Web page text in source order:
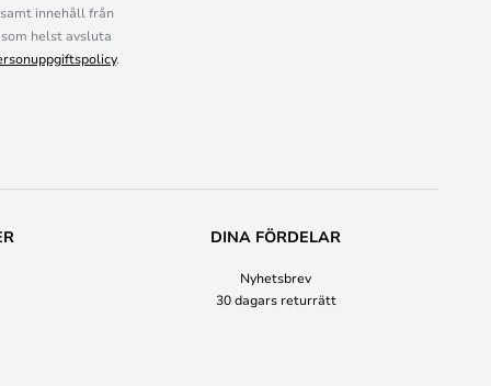
innehåll från
helst avsluta
.
DINA FÖRDELAR
Nyhetsbrev
30 dagars returrätt